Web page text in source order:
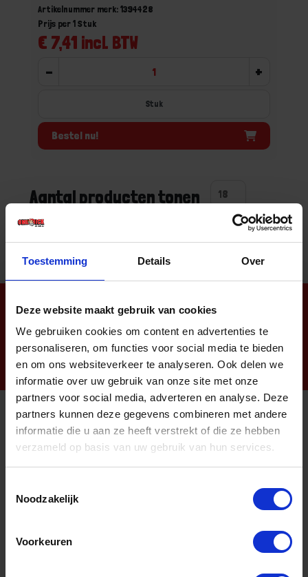
Toestemming Details Over
Deze website maakt gebruik van cookies
We gebruiken cookies om content en advertenties te
personaliseren, om functies voor social media te bieden
en om ons websiteverkeer te analyseren. Ook delen we
informatie over uw gebruik van onze site met onze
partners voor social media, adverteren en analyse. Deze
partners kunnen deze gegevens combineren met andere
informatie die u aan ze heeft verstrekt of die ze hebben
verzameld op basis van uw gebruik van hun services.
Noodzakelijk
Voorkeuren
Artikelnummer merk: 1394428
€ 7,41 incl. BTW
Prijs per 1 Stuk
- +
Stuk
Bestel nu!
Aantal producten tonen
Nieuwsbrief
Informatie
Klachtenregeling Ome Dick